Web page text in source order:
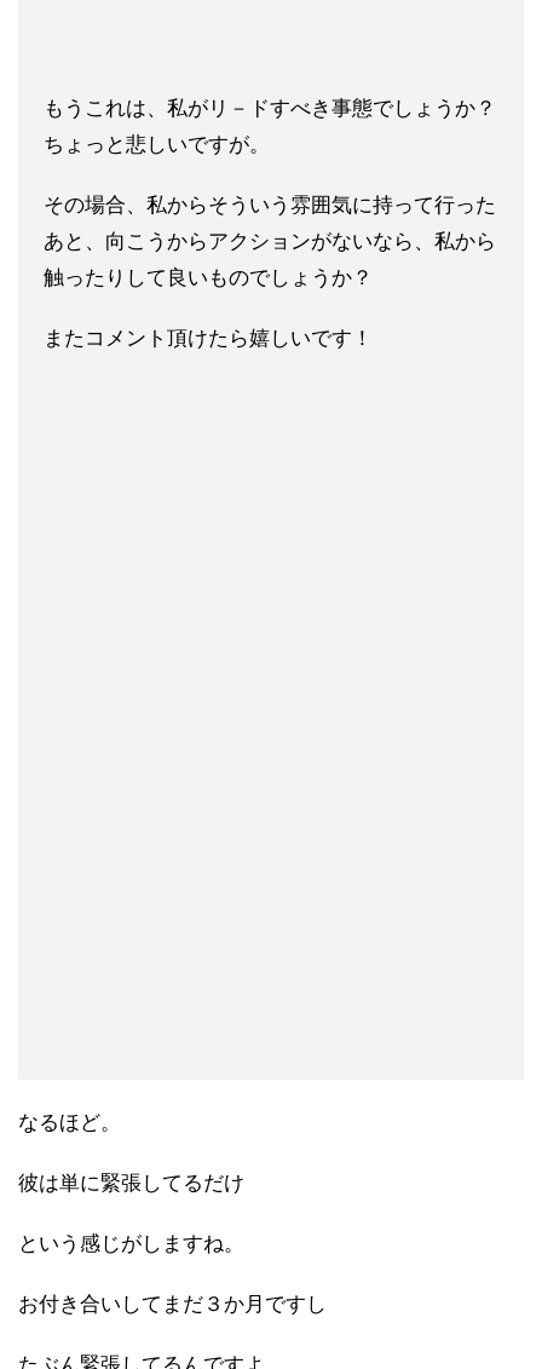
もうこれは、私がリ－ドすべき事態でしょうか？
ちょっと悲しいですが。
その場合、私からそういう雰囲気に持って行った
あと、向こうからアクションがないなら、私から
触ったりして良いものでしょうか？
またコメント頂けたら嬉しいです！
なるほど。
彼は単に緊張してるだけ
という感じがしますね。
お付き合いしてまだ３か月ですし
たぶん緊張してるんですよ。